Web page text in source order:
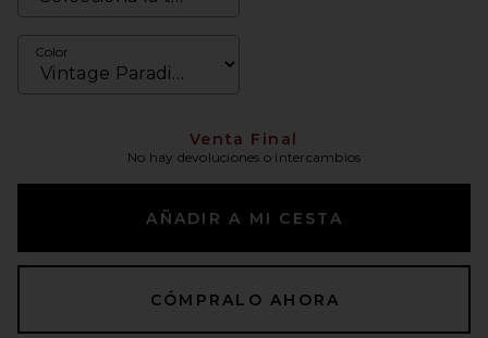
Color
Venta Final
No hay devoluciones o intercambios
AÑADIR A MI CESTA
CÓMPRALO AHORA